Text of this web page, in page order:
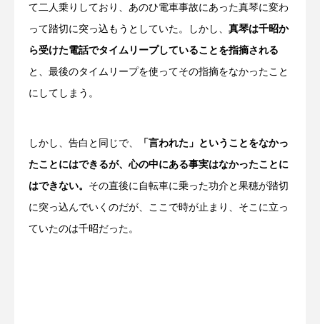
て二人乗りしており、あのひ電車事故にあった真琴に変わ
って踏切に突っ込もうとしていた。しかし、 真琴は千昭か
ら受けた電話でタイムリープしていることを指摘される
と、最後のタイムリープを使ってその指摘をなかったこと
にしてしまう。
しかし、告白と同じで、 「言われた」ということをなかっ
たことにはできるが、心の中にある事実はなかったことに
はできない。 その直後に自転車に乗った功介と果穂が踏切
に突っ込んでいくのだが、ここで時が止まり、そこに立っ
ていたのは千昭だった。